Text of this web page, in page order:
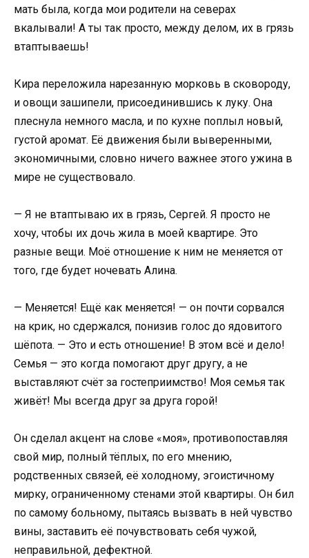
мать была, когда мои родители на северах
вкалывали! А ты так просто, между делом, их в грязь
втаптываешь!
Кира переложила нарезанную морковь в сковороду,
и овощи зашипели, присоединившись к луку. Она
плеснула немного масла, и по кухне поплыл новый,
густой аромат. Её движения были выверенными,
экономичными, словно ничего важнее этого ужина в
мире не существовало.
— Я не втаптываю их в грязь, Сергей. Я просто не
хочу, чтобы их дочь жила в моей квартире. Это
разные вещи. Моё отношение к ним не меняется от
того, где будет ночевать Алина.
— Меняется! Ещё как меняется! — он почти сорвался
на крик, но сдержался, понизив голос до ядовитого
шёпота. — Это и есть отношение! В этом всё и дело!
Семья — это когда помогают друг другу, а не
выставляют счёт за гостеприимство! Моя семья так
живёт! Мы всегда друг за друга горой!
Он сделал акцент на слове «моя», противопоставляя
свой мир, полный тёплых, по его мнению,
родственных связей, её холодному, эгоистичному
мирку, ограниченному стенами этой квартиры. Он бил
по самому больному, пытаясь вызвать в ней чувство
вины, заставить её почувствовать себя чужой,
неправильной, дефектной.